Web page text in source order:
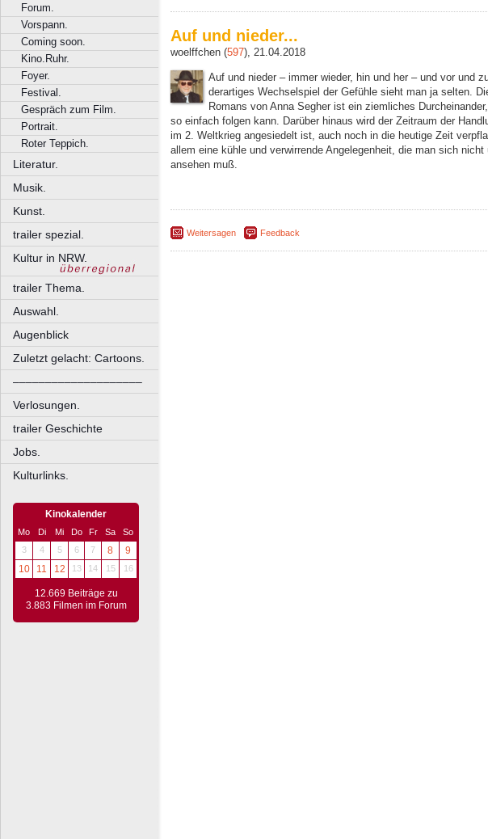
Forum.
Vorspann.
Coming soon.
Kino.Ruhr.
Foyer.
Festival.
Gespräch zum Film.
Portrait.
Roter Teppich.
Literatur.
Musik.
Kunst.
trailer spezial.
Kultur in NRW.
trailer Thema.
Auswahl.
Augenblick
Zuletzt gelacht: Cartoons.
––––––––––––––––––––
Verlosungen.
trailer Geschichte
Jobs.
Kulturlinks.
Kinokalender
Mo Di Mi Do Fr Sa
So
3
4 5 6 7 8
9
10
11 12 13 14 15 16
12.669 Beiträge zu
3.883 Filmen im Forum
Auf und nieder...
woelffchen (597), 21.04.2018
Auf und nieder – immer wieder, hin und her – und vor und
derartiges Wechselspiel der Gefühle sieht man ja selten.
Romans von Anna Segher ist ein ziemliches
so einfach folgen kann. Darüber hinaus wird der Zeitraum der
im 2. Weltkrieg angesiedelt ist, auch noch in die heutige Zeit
allem eine kühle und verwirrende Angelegenheit, die man sich nicht
ansehen muß.
Weitersagen Feedback